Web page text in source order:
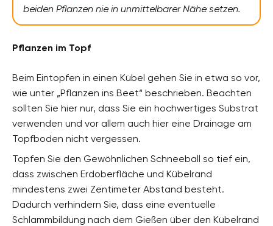
beiden Pflanzen nie in unmittelbarer Nähe setzen.
Pflanzen im Topf
Beim Eintopfen in einen Kübel gehen Sie in etwa so vor,
wie unter „Pflanzen ins Beet“ beschrieben. Beachten
sollten Sie hier nur, dass Sie ein hochwertiges Substrat
verwenden und vor allem auch hier eine Drainage am
Topfboden nicht vergessen.
Topfen Sie den Gewöhnlichen Schneeball so tief ein,
dass zwischen Erdoberfläche und Kübelrand
mindestens zwei Zentimeter Abstand besteht.
Dadurch verhindern Sie, dass eine eventuelle
Schlammbildung nach dem Gießen über den Kübelrand